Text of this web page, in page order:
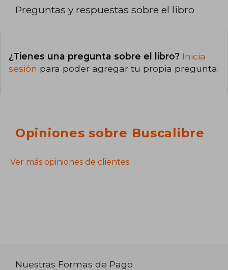
Preguntas y respuestas sobre el libro
¿Tienes una pregunta sobre el libro? Inicia
sesión para poder agregar tu propia pregunta.
Opiniones sobre Buscalibre
Ver más opiniones de clientes
Nuestras Formas de Pago